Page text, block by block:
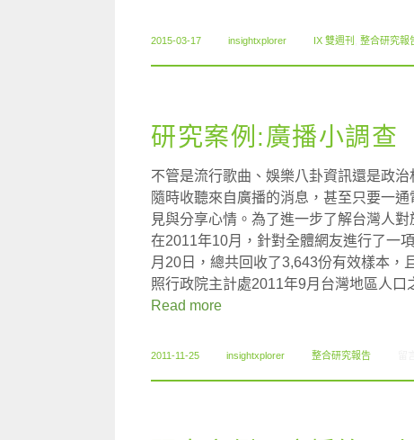
2015-03-17 insightxplorer IX 雙週刊 整合研究報
研究案例:廣播小調查
不管是流行歌曲、娛樂八卦資訊還是政
隨時收聽來自廣播的消息，甚至只要一
見與分享心情。為了進一步了解台灣人
在2011年10月，針對全體網友進行了一
月20日，總共回收了3,643份有效樣本，
照行政院主計處2011年9月台灣地區人口
Read more
2011-11-25 insightxplorer 整合研究報告